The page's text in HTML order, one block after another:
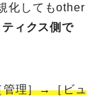
化してもother
ィクス側で
管理］→［ビュ